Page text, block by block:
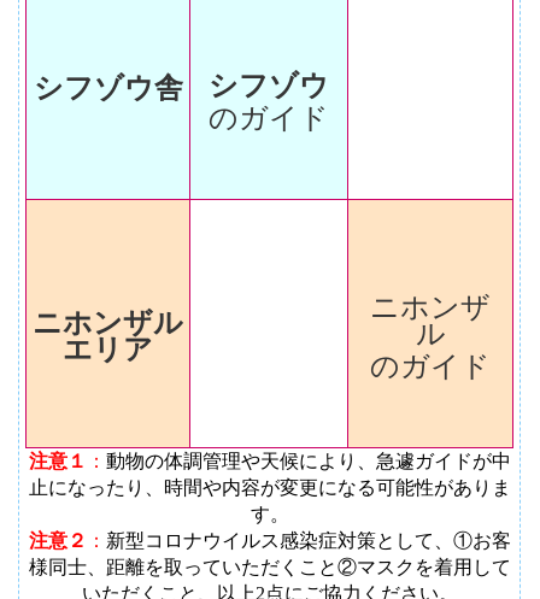
シフゾウ舎
シフゾウ
のガイド
ニホンザル
エリア
ニホンザ
ル
のガイド
注意１ ： 動物の体調管理や天候により、急遽ガイドが中
止になったり、時間や内容が変更になる可能性がありま
す。
注意２ ： 新型コロナウイルス感染症対策として、①お客
様同士、距離を取っていただくこと②マスクを着用して
いただくこと、以上2点にご協力ください。